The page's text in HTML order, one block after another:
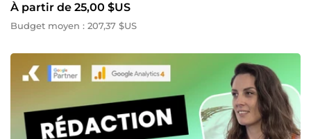
À partir de 25,00 $US
Budget moyen : 207,37 $US